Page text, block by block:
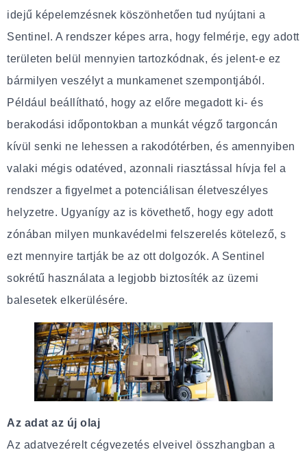
idejű képelemzésnek köszönhetően tud nyújtani a
Sentinel. A rendszer képes arra, hogy felmérje, egy adott
területen belül mennyien tartozkódnak, és jelent-e ez
bármilyen veszélyt a munkamenet szempontjából.
Például beállítható, hogy az előre megadott ki- és
berakodási időpontokban a munkát végző targoncán
kívül senki ne lehessen a rakodótérben, és amennyiben
valaki mégis odatéved, azonnali riasztással hívja fel a
rendszer a figyelmet a potenciálisan életveszélyes
helyzetre. Ugyanígy az is követhető, hogy egy adott
zónában milyen munkavédelmi felszerelés kötelező, s
ezt mennyire tartják be az ott dolgozók. A Sentinel
sokrétű használata a legjobb biztosíték az üzemi
balesetek elkerülésére.
Az adat az új olaj
Az adatvezérelt cégvezetés elveivel összhangban a